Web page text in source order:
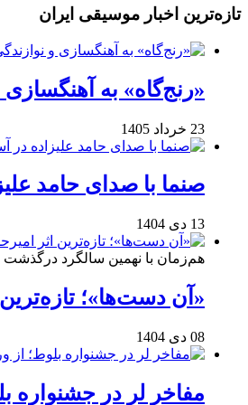
تازه‌ترین اخبار موسیقی ایران
«رنج‌گاه» به
23 خرداد 1405
صنما با صدای حامد
13 دی 1404
هم‌زمان با نهمین سالگرد درگذشت
«آن دست‌ها»؛
08 دی 1404
مفاخر لر در جشنواره